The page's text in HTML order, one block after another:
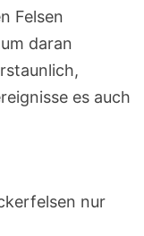
Felsen
daran
es auch
nur